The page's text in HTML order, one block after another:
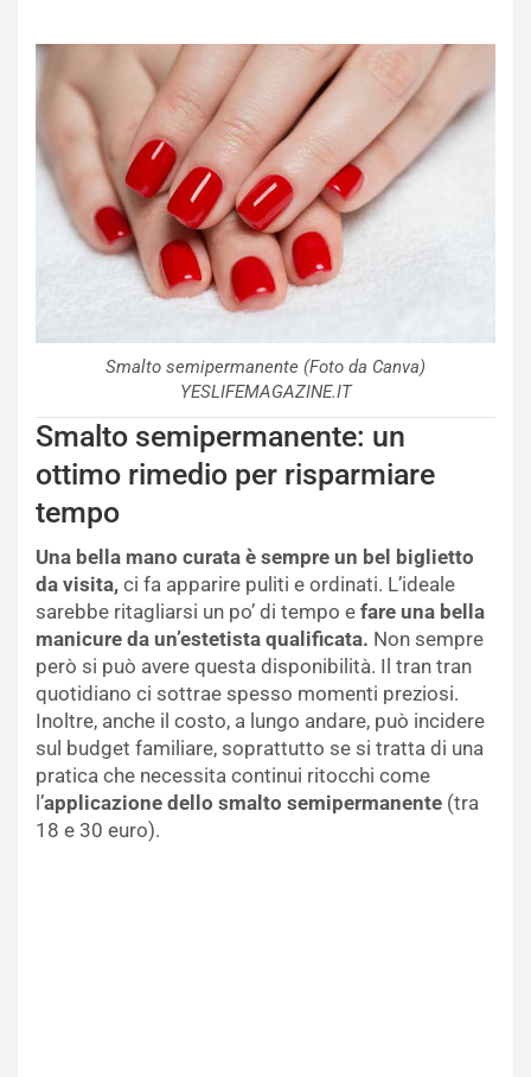
Smalto semipermanente (Foto da Canva)
YESLIFEMAGAZINE.IT
Smalto semipermanente: un
ottimo rimedio per risparmiare
tempo
Una bella mano curata è sempre un bel biglietto
da visita, ci fa apparire puliti e ordinati. L’ideale
sarebbe ritagliarsi un po’ di tempo e fare una bella
manicure da un’estetista qualificata. Non sempre
però si può avere questa disponibilità. Il tran tran
quotidiano ci sottrae spesso momenti preziosi.
Inoltre, anche il costo, a lungo andare, può incidere
sul budget familiare, soprattutto se si tratta di una
pratica che necessita continui ritocchi come
l’applicazione dello smalto semipermanente (tra
18 e 30 euro).